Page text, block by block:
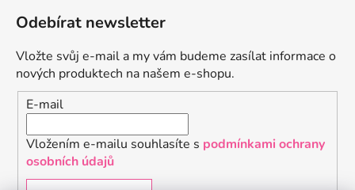
Odebírat newsletter
Vložte svůj e-mail a my vám budeme zasílat informace o
nových produktech na našem e-shopu.
E-mail
Vložením e-mailu souhlasíte s podmínkami ochrany
osobních údajů